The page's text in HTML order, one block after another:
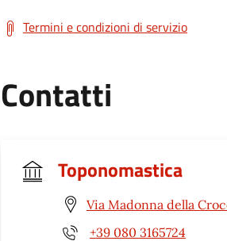
Termini e condizioni di servizio
Contatti
Toponomastica
Via Madonna della
+39 080 3165724